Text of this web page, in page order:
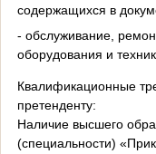
содержащихся в
- обслуживание,
оборудования и
Квалификационные
претенденту:
Наличие высшего
(специальности)